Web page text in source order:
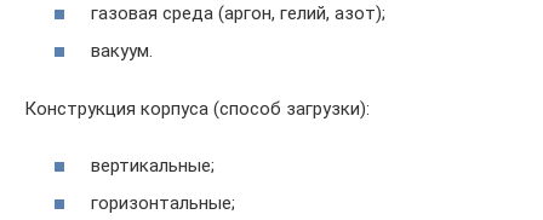
газовая среда (аргон, гелий, азот);
вакуум.
Конструкция корпуса (способ загрузки):
вертикальные;
горизонтальные;